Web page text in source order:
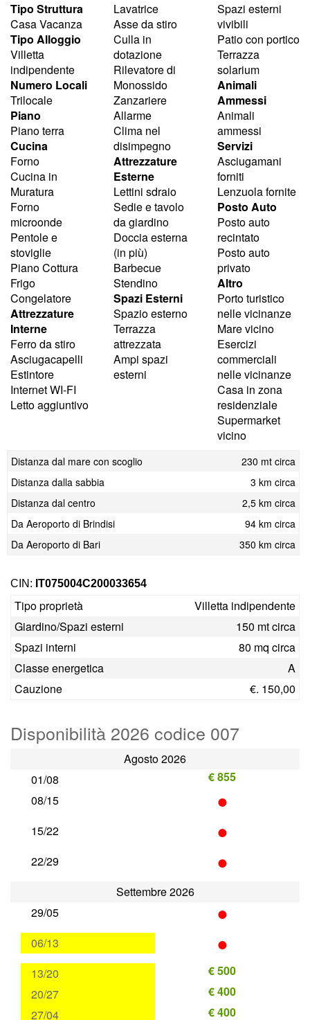
Tipo Struttura
Casa Vacanza
Tipo Alloggio
Villetta
indipendente
Numero Locali
Trilocale
Piano
Piano terra
Cucina
Forno
Cucina in
Muratura
Forno
microonde
Pentole e
stoviglie
Piano Cottura
Frigo
Congelatore
Attrezzature
Interne
Ferro da stiro
Asciugacapelli
Estintore
Internet WI-FI
Letto aggiuntivo
Lavatrice
Asse da stiro
Culla in
dotazione
Rilevatore di
Monossido
Zanzariere
Allarme
Clima nel
disimpegno
Attrezzature
Esterne
Lettini sdraio
Sedie e tavolo
da giardino
Doccia esterna
(in più)
Barbecue
Stendino
Spazi Esterni
Spazio esterno
Terrazza
attrezzata
Ampi spazi
esterni
Spazi esterni
vivibili
Patio con portico
Terrazza
solarium
Animali
Ammessi
Animali
ammessi
Servizi
Asciugamani
forniti
Lenzuola fornite
Posto Auto
Posto auto
recintato
Posto auto
privato
Altro
Porto turistico
nelle vicinanze
Mare vicino
Esercizi
commerciali
nelle vicinanze
Casa in zona
residenziale
Supermarket
vicino
Distanza dal mare con scoglio
230 mt circa
Distanza dalla sabbia
3 km circa
Distanza dal centro
2,5 km circa
Da Aeroporto di Brindisi
94 km circa
Da Aeroporto di Bari
350 km circa
CIN: IT075004C200033654
Tipo proprietà
Villetta indipendente
Giardino/Spazi esterni
150 mt circa
Spazi interni
80 mq circa
Classe energetica
A
Cauzione
€. 150,00
Disponibilità 2026 codice 007
Agosto 2026
01/08
€ 855
08/15
•
15/22 •
22/29 •
Settembre 2026
29/05
•
06/13 •
13/20
€ 500
20/27
€ 400
27/04
€ 400